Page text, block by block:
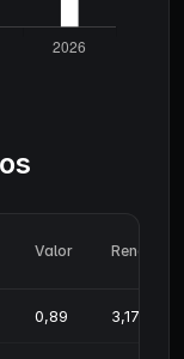
Valor
0,89 3,17%